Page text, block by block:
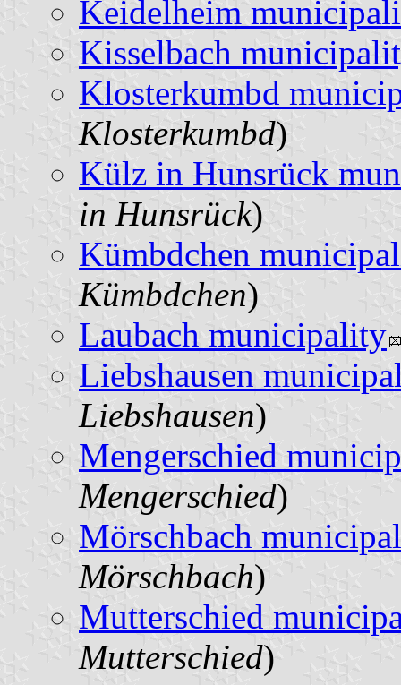
Keidelheim
Kisselbach
Klosterkumbd
Klosterkumbd)
Külz in Hunsrück
in Hunsrück)
Kümbdchen
Kümbdchen)
Laubach municipality
Liebshausen
Liebshausen)
Mengerschied
Mengerschied)
Mörschbach
Mörschbach)
Mutterschied
Mutterschied)